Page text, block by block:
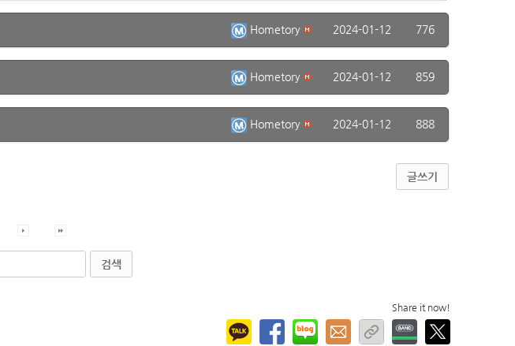
Hometory 2024-01-12 776
Hometory 2024-01-12 859
Hometory 2024-01-12 888
글쓰기
검색
Share it now!